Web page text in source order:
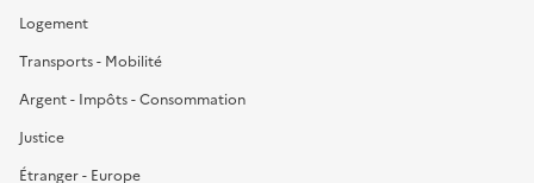
Logement
Transports - Mobilité
Argent - Impôts - Consommation
Justice
Étranger - Europe